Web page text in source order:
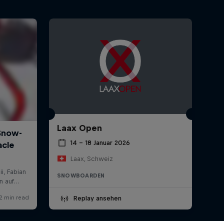
Laax Open
14 – 18 Januar 2026
Laax, Schweiz
SNOWBOARDEN
Replay ansehen